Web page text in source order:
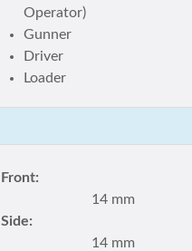
Operator)
Gunner
Driver
Loader
Front:
14 mm
Side:
14 mm